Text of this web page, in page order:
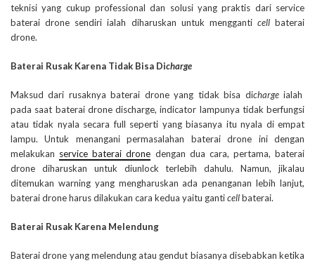
teknisi yang cukup professional dan solusi yang praktis dari service
baterai drone sendiri ialah diharuskan untuk mengganti cellbaterai
drone.
Baterai Rusak Karena Tidak Bisa Dicharge
Maksud dari rusaknya baterai drone yang tidak bisa dichargeialah
pada saat baterai drone discharge, indicator lampunya tidak berfungsi
atau tidak nyala secara full seperti yang biasanya itu nyala di empat
lampu. Untuk menangani permasalahan baterai drone ini dengan
melakukan service baterai drone dengan dua cara, pertama, baterai
drone diharuskan untuk diunlock terlebih dahulu. Namun, jikalau
ditemukan warning yang mengharuskan ada penanganan lebih lanjut,
baterai drone harus dilakukan cara kedua yaitu ganticellbaterai.
Baterai Rusak Karena Melendung
Baterai drone yang melendung atau gendut biasanya disebabkan ketika